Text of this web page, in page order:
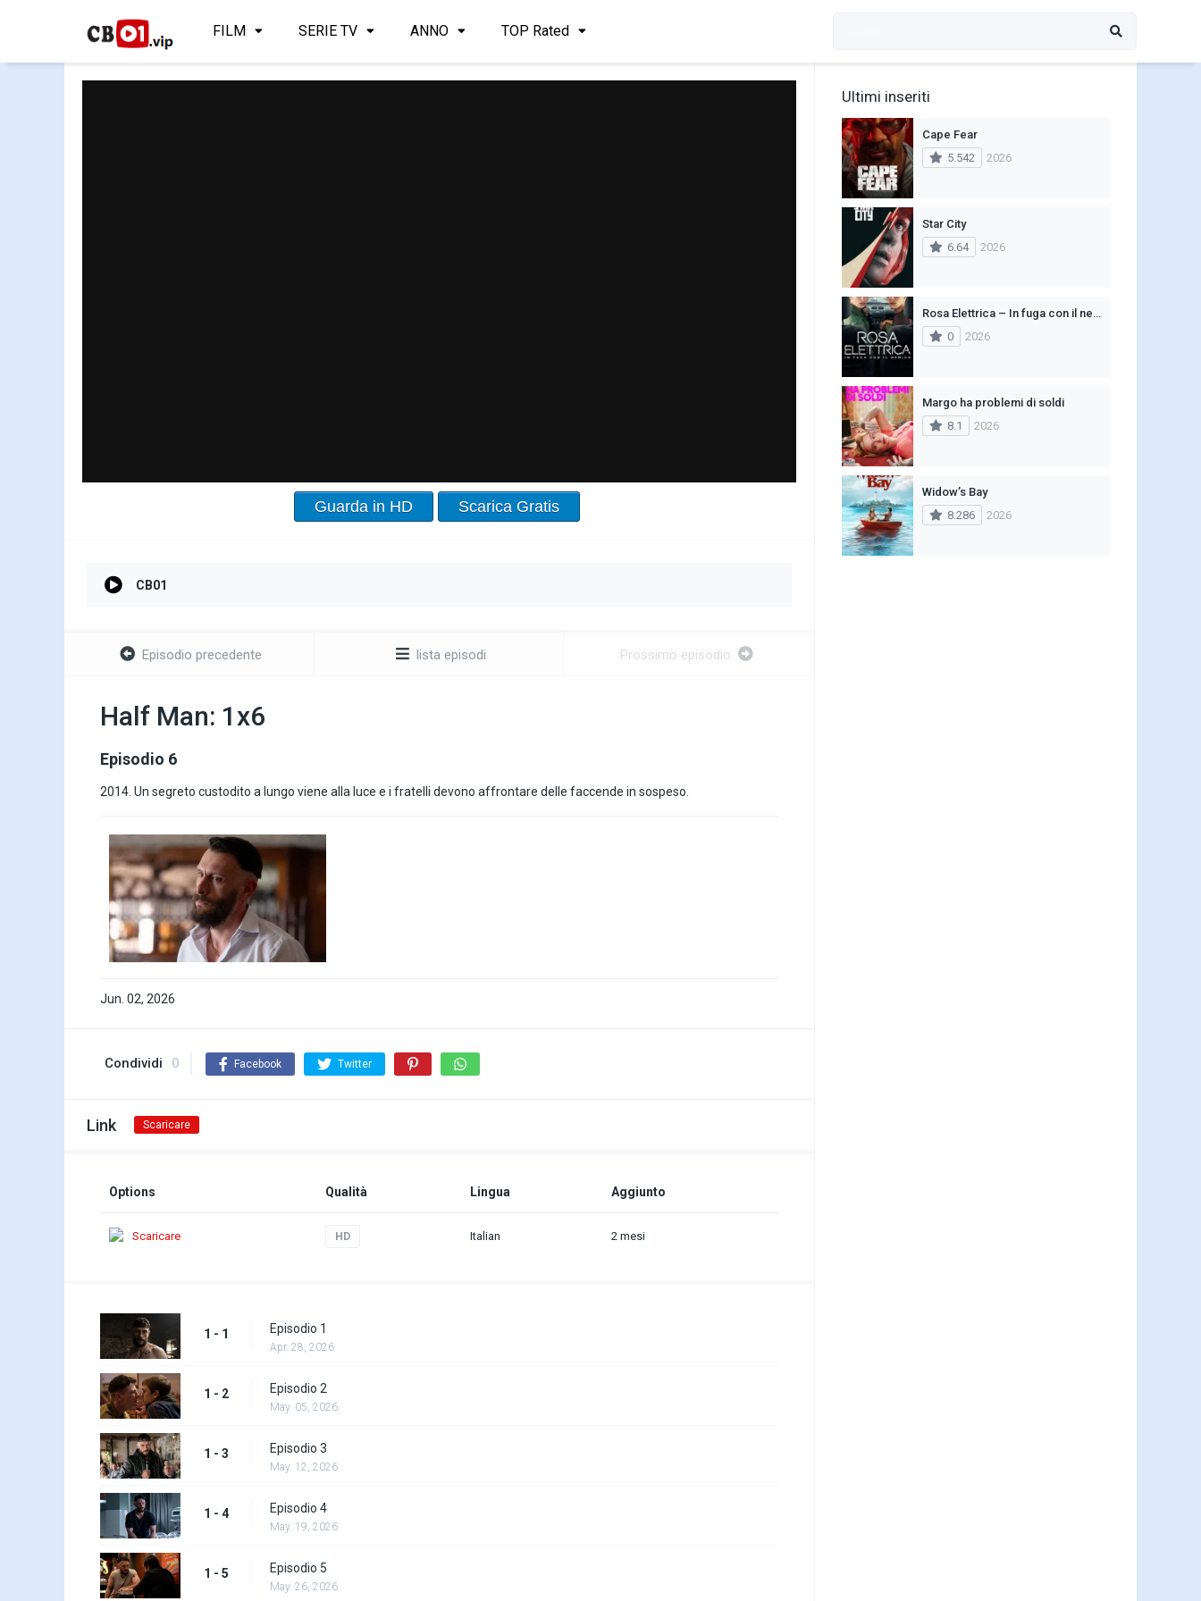
FILM SERIE TV ANNO TOP Rated
Guarda in HD Scarica Gratis
CB01
Episodio precedente lista episodi Prossimo episodio
Half Man: 1x6
Episodio 6
2014. Un segreto custodito a lungo viene alla luce e i fratelli devono affrontare delle faccende in sospeso.
Jun. 02, 2026
Condividi 0 Facebook Twitter
Link Scaricare
Options Qualità Lingua Aggiunto
Scaricare HD Italian 2 mesi
1 - 1 Episodio 1
Apr. 28, 2026
1 - 2 Episodio 2
May. 05, 2026
1 - 3 Episodio 3
May. 12, 2026
1 - 4 Episodio 4
May. 19, 2026
1 - 5 Episodio 5
May. 26, 2026
Ultimi inseriti
Cape Fear
5.542
2026
Star City
6.64
2026
Rosa Elettrica – In fuga con il nemico
0
2026
Margo ha problemi di soldi
8.1
2026
Widow’s Bay
8.286
2026